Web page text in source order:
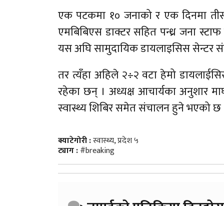
एक पटकमा १० जनाको र एक दिनमा
एमबिबिएस डाक्टर सहित पन्ध्र जना
यस अघि सामुदायिक डायलाइसिस
तर त्यँहा अहिले २÷२ वटा हेमो
रहेका छन् । अध्यक्ष आचार्यका अनुशार
स्वास्थ्य शिबिर समेत संचालन हुने भएको छ
क्याटेगोरी :स्वास्थ्य,प्रदेश ५
ट्याग :#breaking